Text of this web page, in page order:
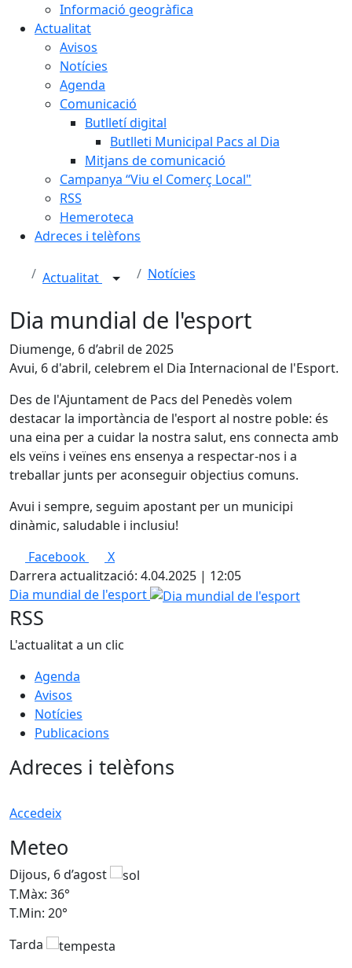
Informació geogràfica
Actualitat
Avisos
Notícies
Agenda
Comunicació
Butlletí digital
Butlleti Municipal Pacs al Dia
Mitjans de comunicació
Campanya “Viu el Comerç Local"
RSS
Hemeroteca
Adreces i telèfons
Actualitat Notícies
Dia mundial de l'esport
Diumenge, 6 d’abril de 2025
Avui, 6 d'abril, celebrem el Dia Internacional de l'Esport.
Des de l'Ajuntament de Pacs del Penedès volem
destacar la importància de l'esport al nostre poble: és
una eina per a cuidar la nostra salut, ens connecta amb
els veïns i veïnes ens ensenya a respectar-nos i a
treballar junts per aconseguir objectius comuns.
Avui i sempre, seguim apostant per un municipi
dinàmic, saludable i inclusiu!
Facebook
X
Darrera actualització: 4.04.2025 | 12:05
Dia mundial de l'esport
RSS
L'actualitat a un clic
Agenda
Avisos
Notícies
Publicacions
Adreces i telèfons
Accedeix
Meteo
Dijous, 6 d’agost
T.Màx: 36°
T.Min: 20°
Tarda